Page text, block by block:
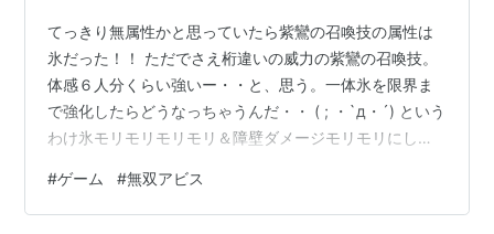
てっきり無属性かと思っていたら紫鸞の召喚技の属性は
氷だった！！ ただでさえ桁違いの威力の紫鸞の召喚技。
体感６人分くらい強いー・・と、思う。一体氷を限界ま
で強化したらどうなっちゃうんだ・・ ( ; ・`д・´) という
わけ氷モリモリモリモリ＆障壁ダメージモリモリにして
行きます。（そのため、普通に行くのとダメージ量が違
っています。） 紫鸞・・恐ろしい子！ 参考までに、力１
#ゲーム #無双アビス